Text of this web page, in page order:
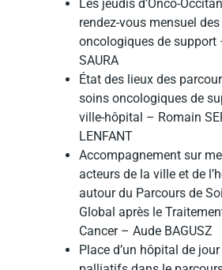
Les jeudis d’Onco-
rendez-vous mensuel
oncologiques de support
SAURA
État des lieux des
soins oncologiques de
ville-hôpital – Romain
LENFANT
Accompagnement sur
acteurs de la ville et de
autour du Parcours de
Global après le
Cancer – Aude BAGUSZ
Place d’un hôpital de